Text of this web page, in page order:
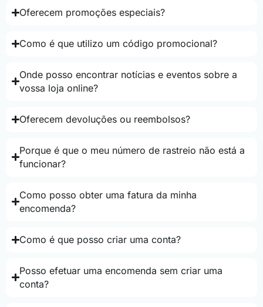
Oferecem promoções especiais?
Como é que utilizo um código promocional?
Onde posso encontrar notícias e eventos sobre a
vossa loja online?
Oferecem devoluções ou reembolsos?
Porque é que o meu número de rastreio não está a
funcionar?
Como posso obter uma fatura da minha
encomenda?
Como é que posso criar uma conta?
Posso efetuar uma encomenda sem criar uma
conta?